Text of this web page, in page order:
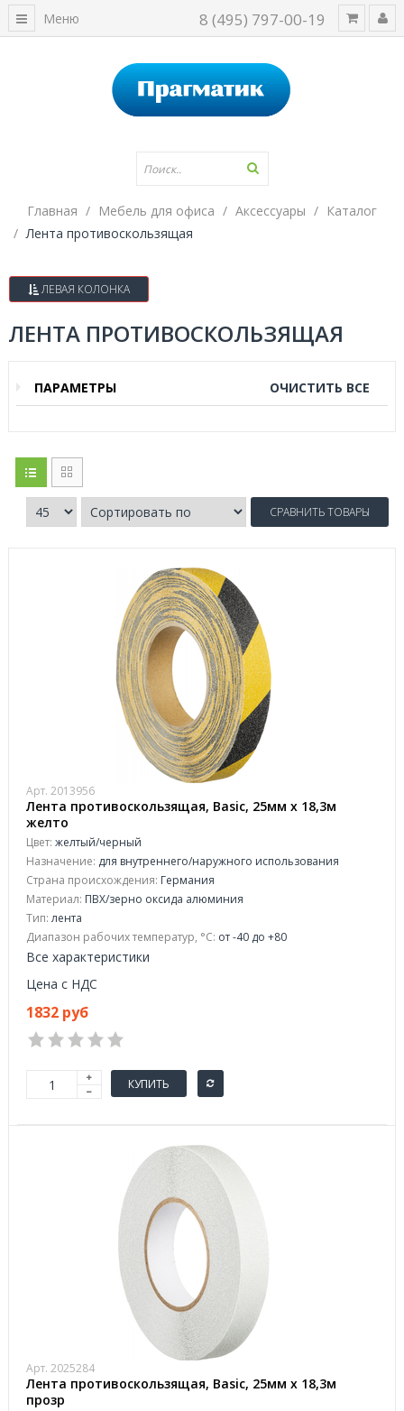
8 (495) 797-00-19
Меню
Главная Мебель для офиса Аксессуары
Каталог
Лента противоскользящая
ЛЕВАЯ КОЛОНКА
ЛЕНТА ПРОТИВОСКОЛЬЗЯЩАЯ
ПАРАМЕТРЫ ОЧИСТИТЬ ВСЕ
СРАВНИТЬ ТОВАРЫ
Арт. 2013956
Лента противоскользящая, Basic, 25мм х 18,3м
желто
Цвет: желтый/черный
Назначение: для внутреннего/наружного использования
Страна происхождения: Германия
Материал: ПВХ/зерно оксида алюминия
Тип: лента
Диапазон рабочих температур, °C: от -40 до +80
Все характеристики
Цена с НДС
1832 руб
КУПИТЬ
Арт. 2025284
Лента противоскользящая, Basic, 25мм х 18,3м
прозр